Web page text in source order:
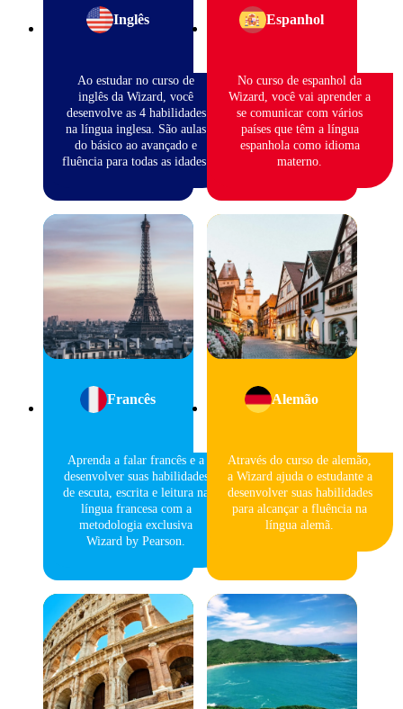
Inglês
Ao estudar no curso de
inglês da Wizard, você
desenvolve as 4 habilidades
na língua inglesa. São aulas
do básico ao avançado e
fluência para todas as idades.
Espanhol
No curso de espanhol da
Wizard, você vai aprender a
se comunicar com vários
países que têm a língua
espanhola como idioma
materno.
Francês
Aprenda a falar francês e a
desenvolver suas habilidades
de escuta, escrita e leitura na
língua francesa com a
metodologia exclusiva
Wizard by Pearson.
Alemão
Através do curso de alemão,
a Wizard ajuda o estudante a
desenvolver suas habilidades
para alcançar a fluência na
língua alemã.